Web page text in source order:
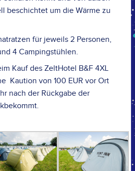
beschichtet um die Wärme zu
für jeweils 2 Personen,
4 Campingstühlen.
Kauf des ZeltHotel B&F 4XL
Kaution von 100 EUR vor Ort
nach der Rückgabe der